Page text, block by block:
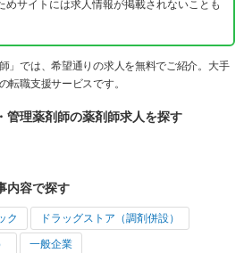
めサイトには求人情報が掲載されないことも
」では、希望通りの求人を無料でご紹介。大手
転職支援サービスです。
管理薬剤師の薬剤師求人を探す
内容で探す
ク ドラッグストア（調剤併設）
一般企業